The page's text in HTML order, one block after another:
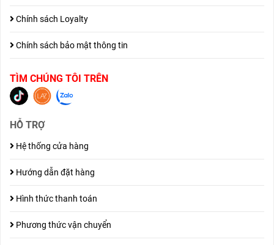
Chính sách Loyalty
Chính sách bảo mật thông tin
TÌM CHÚNG TÔI TRÊN
HỖ TRỢ
Hệ thống cửa hàng
Hướng dẫn đặt hàng
Hình thức thanh toán
Phương thức vận chuyển